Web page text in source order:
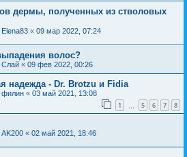
дермы, полученных из стволовых
Elena83 « 09 мар 2022, 07:24
волос?
Слай « 09 фев 2022, 00:26
надежда - Dr. Brotzu и Fidia
филин « 03 май 2021, 13:08
1 5 6 7 8
AK200 « 02 май 2021, 18:46